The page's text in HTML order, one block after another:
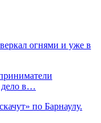
огнями и уже в
дело в…
по Барнаулу.